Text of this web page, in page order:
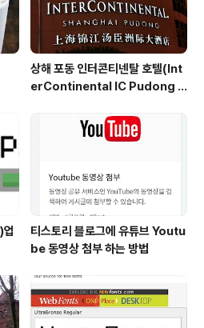
상해 포동 인터콘티넨탈 호텔(Int
erContinental IC Pudong S
티스토리 블로그에 유튜브 Youtu
be 동영상 첨부 하는 방법